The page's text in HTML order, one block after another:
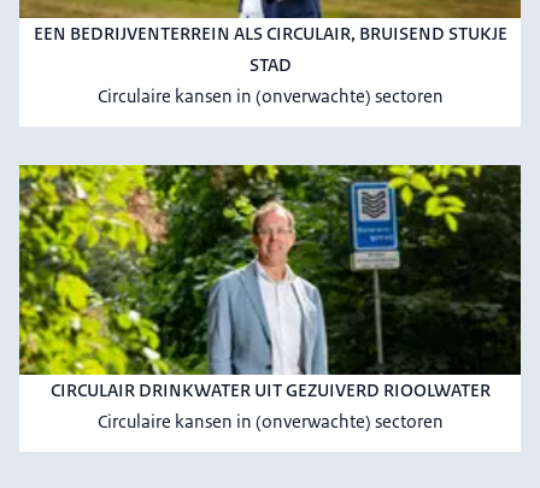
EEN BEDRIJVENTERREIN ALS CIRCULAIR, BRUISEND STUKJE
STAD
Circulaire kansen in (onverwachte) sectoren
CIRCULAIR DRINKWATER UIT GEZUIVERD RIOOLWATER
Circulaire kansen in (onverwachte) sectoren